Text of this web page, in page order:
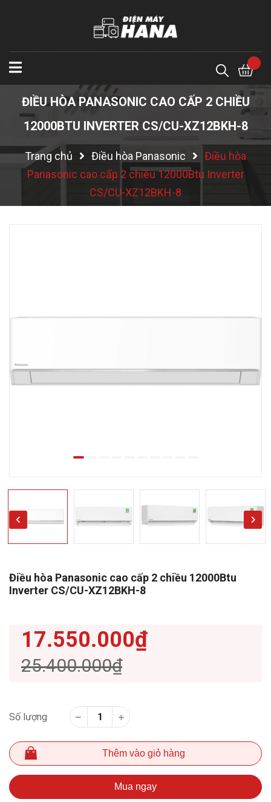
ĐIỀU HÒA PANASONIC CAO CẤP 2 CHIỀU
12000BTU INVERTER CS/CU-XZ12BKH-8
Trang chủ Điều hòa Panasonic
Điều hòa
Panasonic cao cấp 2 chiều 12000Btu Inverter
CS/CU-XZ12BKH-8
Điều hòa Panasonic cao cấp 2 chiều 12000Btu
Inverter CS/CU-XZ12BKH-8
17.550.000₫
25.400.000₫
Số lượng
Thêm vào giỏ hàng
Mua ngay